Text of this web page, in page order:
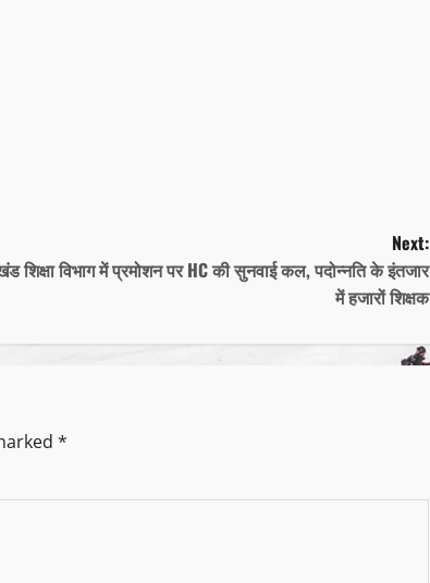
Next:
शिक्षा विभाग में प्रमोशन पर HC की सुनवाई कल, पदोन्नति के इंतजार
में हजारों शिक्षक
*